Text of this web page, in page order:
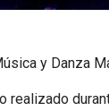
y Danza